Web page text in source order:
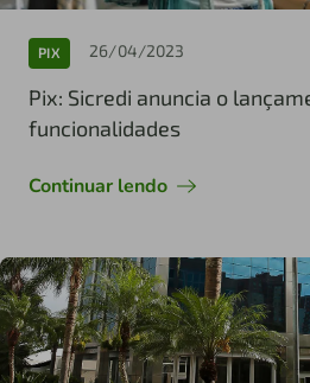
PIX 26/04/2023
Pix: Sicredi anuncia o
funcionalidades
Continuar lendo